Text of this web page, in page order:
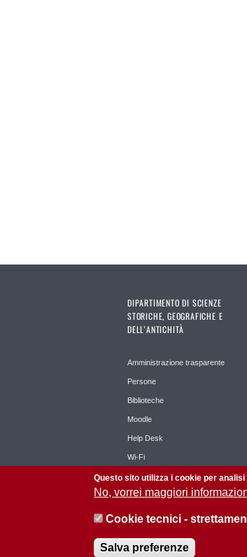
DIPARTIMENTO DI SCIENZE
STORICHE, GEOGRAFICHE E
DELL’ANTICHITÀ
Amministrazione trasparente
Persone
Biblioteche
Moodle
Help Desk
Wi-Fi
P.I. 00742430283 C.F. 80006480281
Questo sito utilizza i cookie per
No, vorrei maggiori
Cookie tecnici -
Salva preferenze